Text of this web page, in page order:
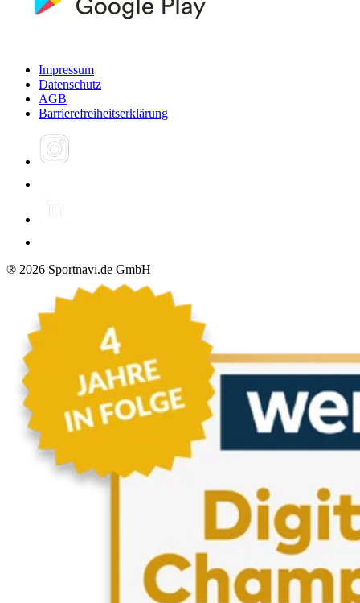
Impressum
Datenschutz
AGB
Barrierefreiheitserklärung
® 2026 Sportnavi.de GmbH